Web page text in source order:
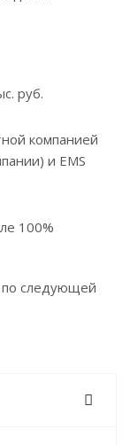
руб.
компанией
и EMS
100%
по следующей